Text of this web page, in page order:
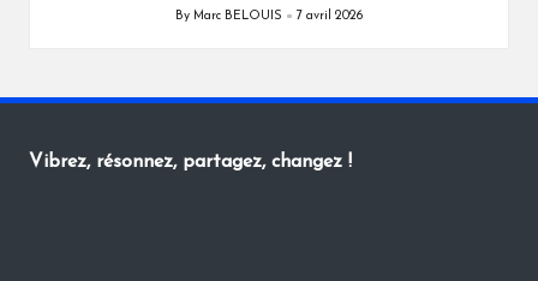
Posted
By Marc BELOUIS 7 avril 2026
Vibrez, résonnez, partagez, changez !